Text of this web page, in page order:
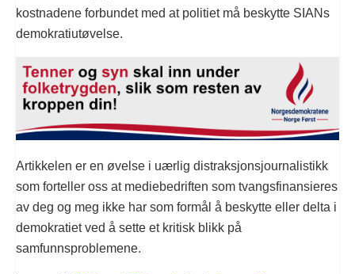
kostnadene forbundet med at politiet må beskytte SIANs
demokratiutøvelse.
Artikkelen er en øvelse i uærlig distraksjonsjournalistikk
som forteller oss at mediebedriften som tvangsfinansieres
av deg og meg ikke har som formål å beskytte eller delta i
demokratiet ved å sette et kritisk blikk på
samfunnsproblemene.